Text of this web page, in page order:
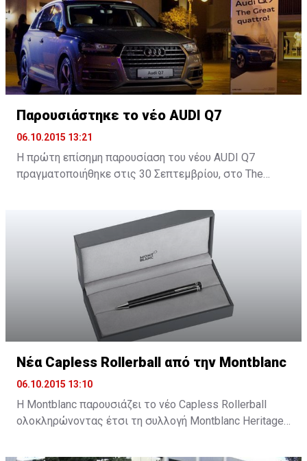
Παρουσιάστηκε το νέο AUDI Q7
06.10.2015 13:21
H πρώτη επίσημη παρουσίαση του νέου AUDI Q7
πραγματοποιήθηκε στις 30 Σεπτεμβρίου, στο Τhe
ευκαιρία να δουν από κοντά το νέο SUV της Audi.
Νέα Capless Rollerball από την Montblanc
06.10.2015 13:10
Η Montblanc παρουσιάζει το νέο Capless Rollerball
ολοκληρώνοντας έτσι τη συλλογή Montblanc Heritage
καινοτομία και τη σχεδιαστική παράδοση της